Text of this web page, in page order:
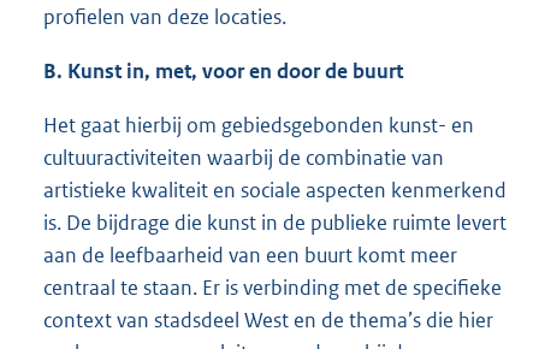
profielen van deze locaties.
B. Kunst in, met, voor en door de buurt
Het gaat hierbij om gebiedsgebonden kunst- en
cultuuractiviteiten waarbij de combinatie van
artistieke kwaliteit en sociale aspecten kenmerkend
is. De bijdrage die kunst in de publieke ruimte levert
aan de leefbaarheid van een buurt komt meer
centraal te staan. Er is verbinding met de specifieke
context van stadsdeel West en de thema’s die hier